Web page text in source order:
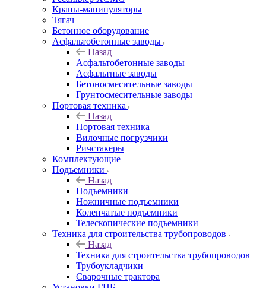
Краны-манипуляторы
Тягач
Бетонное оборудование
Асфальтобетонные заводы
Назад
Асфальтобетонные заводы
Асфальтные заводы
Бетоносмесительные заводы
Грунтосмесительные заводы
Портовая техника
Назад
Портовая техника
Вилочные погрузчики
Ричстакеры
Комплектующие
Подъемники
Назад
Подъемники
Ножничные подъемники
Коленчатые подъемники
Телескопические подъемники
Техника для строительства трубопроводов
Назад
Техника для строительства трубопроводов
Трубоукладчики
Сварочные трактора